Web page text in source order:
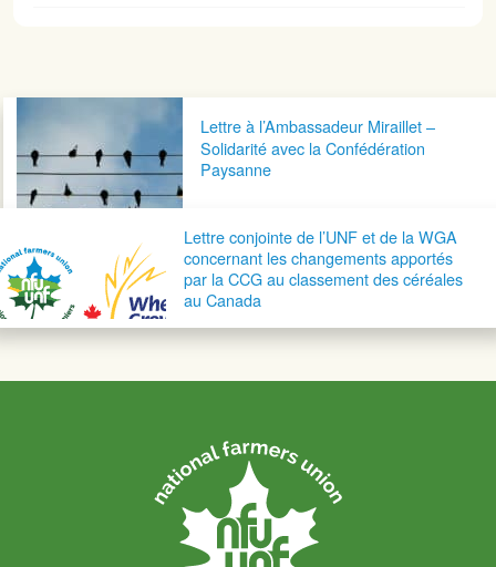
Navigation postaleLettre à l’Ambassadeur Miraillet –
Solidarité avec la Confédération
Paysanne
Lettre conjointe de l’UNF et de la WGA
concernant les changements apportés
par la CCG au classement des céréales
au Canada